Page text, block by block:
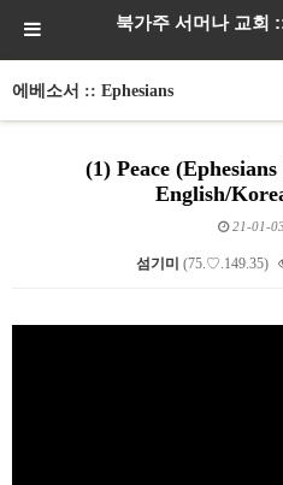
북가주 서머나 교회
에베소서 :: Ephesians
(1) Peace
English/
21-01-
섬기미 (75.♡.149.35)
본문